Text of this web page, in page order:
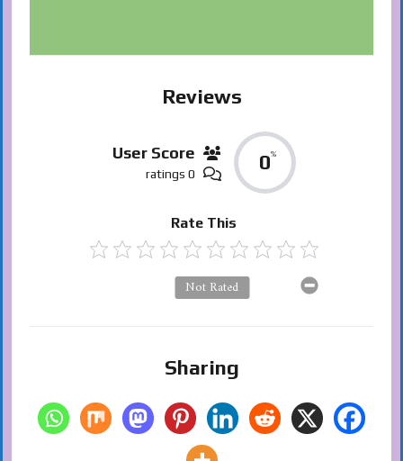
Reviews
0%
User Score
0 ratings
Rate This
Not Rated
Sharing